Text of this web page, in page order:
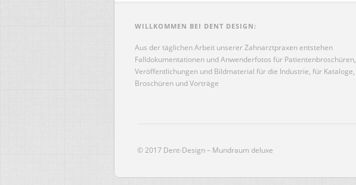
WILLKOMMEN BEI DENT DESIGN:
Aus der täglichen Arbeit unserer Zahnarztpraxen entstehen
Falldokumentationen und Anwenderfotos für Patientenbroschüren,
Veröffentlichungen und Bildmaterial für die Industrie, für Kataloge,
Broschüren und Vorträge
© 2017 Dent-Design – Mundraum deluxe